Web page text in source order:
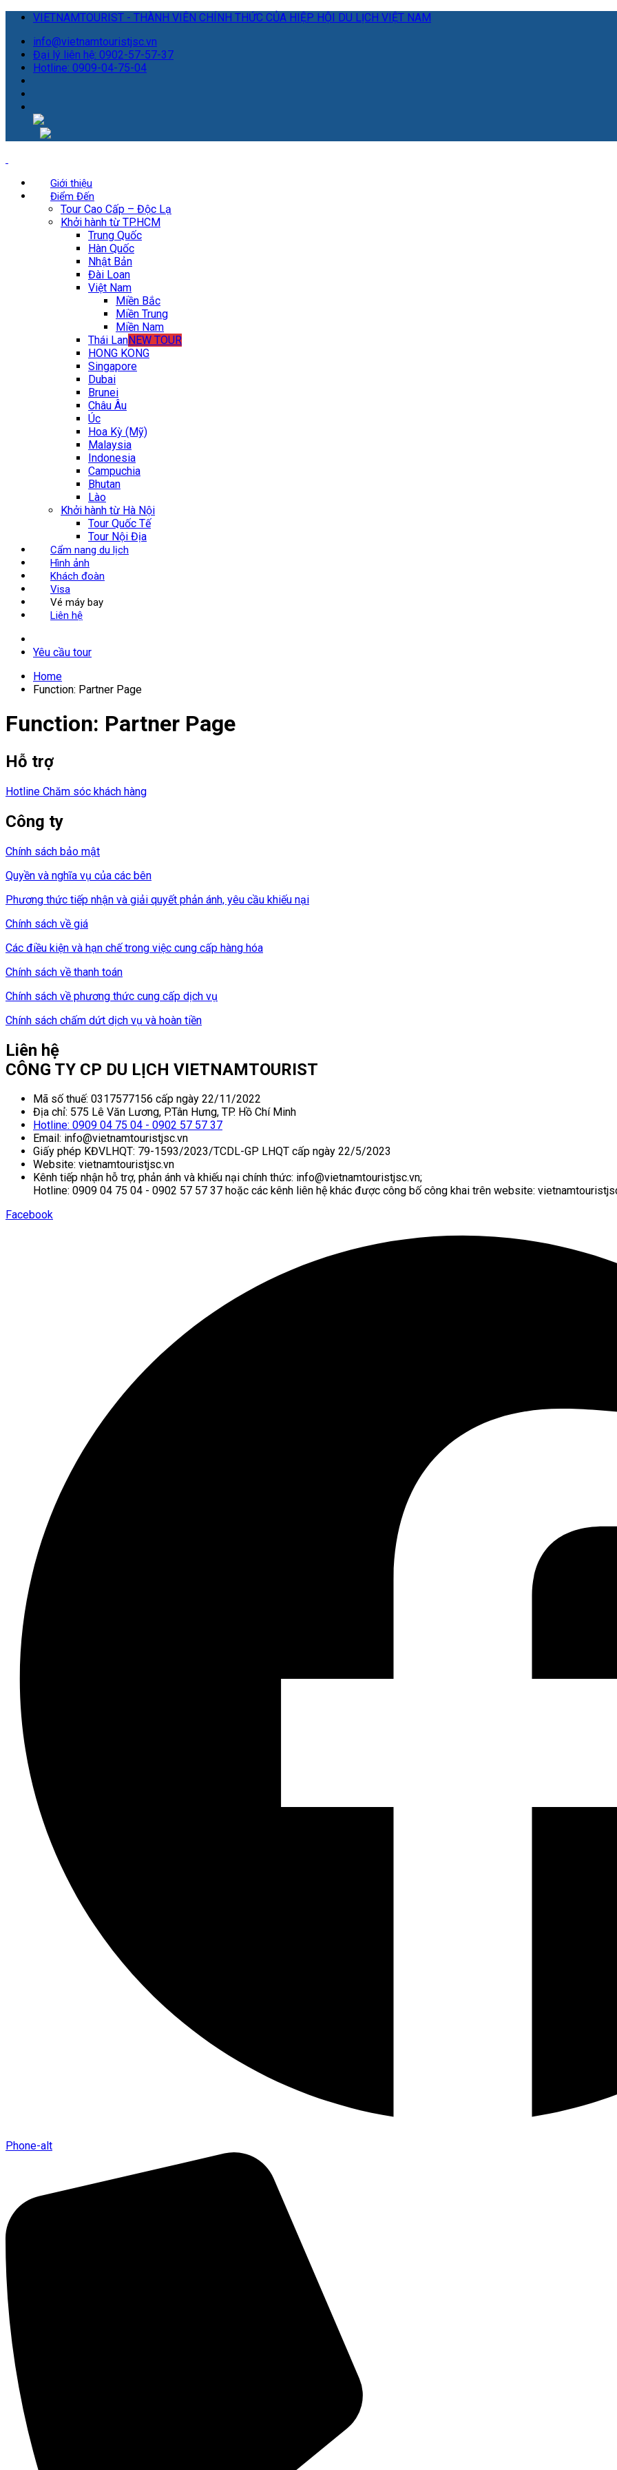
VIETNAMTOURIST - THÀNH VIÊN CHÍNH THỨC CỦA HIỆP HỘI DU LỊCH VIỆT NAM
info@vietnamtouristjsc.vn
Đại lý liên hệ: 0902-57-57-37
Hotline: 0909-04-75-04
Giới thiệu
Điểm Đến
Tour Cao Cấp – Độc Lạ
Khởi hành từ TP.HCM
Trung Quốc
Hàn Quốc
Nhật Bản
Đài Loan
Việt Nam
Miền Bắc
Miền Trung
Miền Nam
Thái LanNEW TOUR
HONG KONG
Singapore
Dubai
Brunei
Châu Âu
Úc
Hoa Kỳ (Mỹ)
Malaysia
Indonesia
Campuchia
Bhutan
Lào
Khởi hành từ Hà Nội
Tour Quốc Tế
Tour Nội Địa
Cẩm nang du lịch
Hình ảnh
Khách đoàn
Visa
Vé máy bay
Liên hệ
Yêu cầu tour
Home
Function: Partner Page
Function: Partner Page
Hỗ trợ
Hotline Chăm sóc khách hàng
Công ty
Chính sách bảo mật
Quyền và nghĩa vụ của các bên
Phương thức tiếp nhận và giải quyết phản ánh, yêu cầu khiếu nại
Chính sách về giá
Các điều kiện và hạn chế trong việc cung cấp hàng hóa
Chính sách về thanh toán
Chính sách về phương thức cung cấp dịch vụ
Chính sách chấm dứt dịch vụ và hoàn tiền
Liên hệ
CÔNG TY CP DU LỊCH VIETNAMTOURIST
Mã số thuế: 0317577156 cấp ngày 22/11/2022
Địa chỉ: 575 Lê Văn Lương, P.Tân Hưng, TP. Hồ Chí Minh
Hotline: 0909 04 75 04 - 0902 57 57 37
Email: info@vietnamtouristjsc.vn
Giấy phép KĐVLHQT: 79-1593/2023/TCDL-GP LHQT cấp ngày 22/5/2023
Website: vietnamtouristjsc.vn
Kênh tiếp nhận hỗ trợ, phản ánh và khiếu nại chính thức: info@vietnamtouristjsc.vn;
Hotline: 0909 04 75 04 - 0902 57 57 37 hoặc các kênh liên hệ khác được công bố công khai trên website:
Facebook
Phone-alt